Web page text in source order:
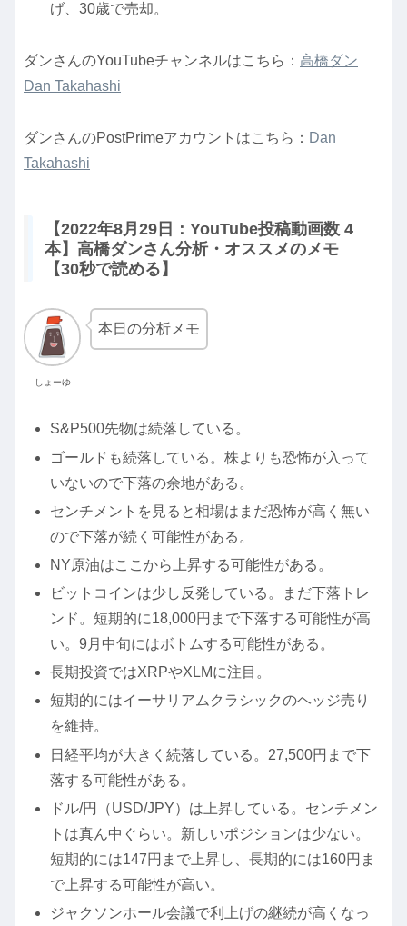
げ、30歳で売却。
ダンさんのYouTubeチャンネルはこちら： 高橋ダン
Dan Takahashi
ダンさんのPostPrimeアカウントはこちら： Dan
Takahashi
【2022年8月29日：YouTube投稿動画数 4
本】高橋ダンさん分析・オススメのメモ
【30秒で読める】
しょーゆ
本日の分析メモ
S&P500先物は続落している。
ゴールドも続落している。株よりも恐怖が入って
いないので下落の余地がある。
センチメントを見ると相場はまだ恐怖が高く無い
ので下落が続く可能性がある。
NY原油はここから上昇する可能性がある。
ビットコインは少し反発している。まだ下落トレ
ンド。短期的に18,000円まで下落する可能性が高
い。9月中旬にはボトムする可能性がある。
長期投資ではXRPやXLMに注目。
短期的にはイーサリアムクラシックのヘッジ売り
を維持。
日経平均が大きく続落している。27,500円まで下
落する可能性がある。
ドル/円（USD/JPY）は上昇している。センチメン
トは真ん中ぐらい。新しいポジションは少ない。
短期的には147円まで上昇し、長期的には160円ま
で上昇する可能性が高い。
ジャクソンホール会議で利上げの継続が高くなっ